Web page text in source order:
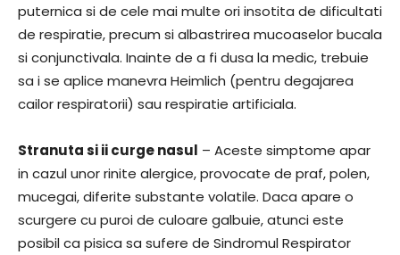
puternica si de cele mai multe ori insotita de dificultati
de respiratie, precum si albastrirea mucoaselor bucala
si conjunctivala. Inainte de a fi dusa la medic, trebuie
sa i se aplice manevra Heimlich (pentru degajarea
cailor respiratorii) sau respiratie artificiala.
Stranuta si ii curge nasul – Aceste simptome apar
in cazul unor rinite alergice, provocate de praf, polen,
mucegai, diferite substante volatile. Daca apare o
scurgere cu puroi de culoare galbuie, atunci este
posibil ca pisica sa sufere de Sindromul Respirator